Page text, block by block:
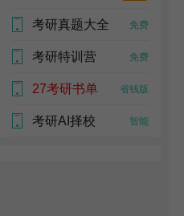
考研真题大全 免费
考研特训营 免费
27考研书单 省钱版
考研AI择校 智能